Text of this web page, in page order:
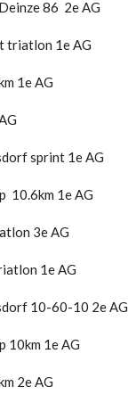
86 2e AG
triatlon 1e AG
1e AG
sprint 1e AG
10.6km 1e AG
3e AG
1e AG
10-60-10 2e AG
10km 1e AG
2e AG